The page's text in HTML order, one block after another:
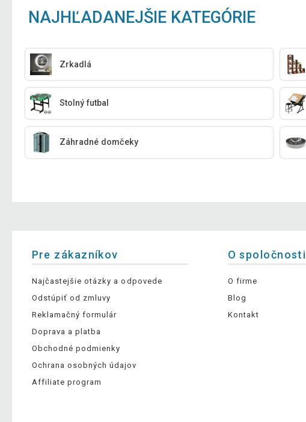
NAJHĽADANEJŠIE KATEGÓRIE
Zrkadlá
Stolný futbal
Záhradné domčeky
Pre zákazníkov
Najčastejšie otázky a odpovede
Odstúpiť od zmluvy
Reklamačný formulár
Doprava a platba
Obchodné podmienky
Ochrana osobných údajov
Affiliate program
O spoločnosti
O firme
Blog
Kontakt